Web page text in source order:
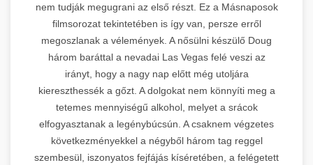
nem tudják megugrani az első részt. Ez a Másnaposok
filmsorozat tekintetében is így van, persze erről
megoszlanak a vélemények. A nősülni készülő Doug
három baráttal a nevadai Las Vegas felé veszi az
irányt, hogy a nagy nap előtt még utoljára
kiereszthessék a gőzt. A dolgokat nem könnyíti meg a
tetemes mennyiségű alkohol, melyet a srácok
elfogyasztanak a legénybúcsún. A csaknem végzetes
következményekkel a négyből három tag reggel
szembesül, iszonyatos fejfájás kíséretében, a felégetett